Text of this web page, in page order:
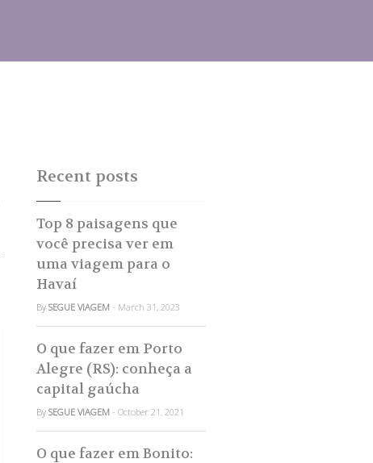
Recent posts
Top 8 paisagens que
você precisa ver em
uma viagem para o
Havaí
By SEGUE VIAGEM - March 31, 2023
O que fazer em Porto
Alegre (RS): conheça a
capital gaúcha
By SEGUE VIAGEM - October 21, 2021
O que fazer em Bonito: